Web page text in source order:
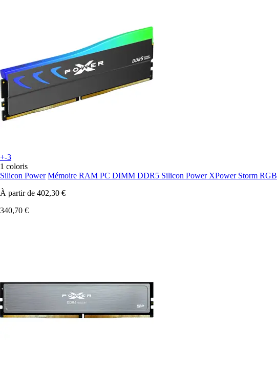
+-3
1 coloris
Silicon Power Mémoire RAM PC DIMM DDR5 Silicon Power XPower Storm RGB
À partir de 402,30 €
340,70 €